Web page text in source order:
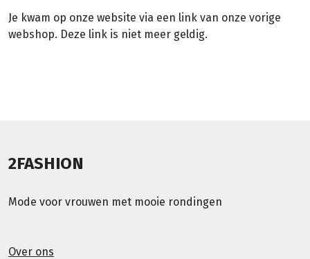
Je kwam op onze website via een link van onze vorige
webshop. Deze link is niet meer geldig.
2FASHION
Mode voor vrouwen met mooie rondingen
Over ons